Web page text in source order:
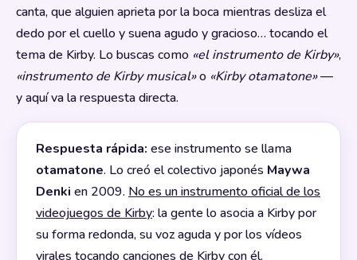
canta, que alguien aprieta por la boca mientras desliza el
dedo por el cuello y suena agudo y gracioso… tocando el
tema de Kirby. Lo buscas como «el instrumento de Kirby»,
«instrumento de Kirby musical»o «Kirby otamatone»—
y aquí va la respuesta directa.
Respuesta rápida: ese instrumento se llama
otamatone. Lo creó el colectivo japonés Maywa
Denki en 2009. No es un instrumento oficial de los
videojuegos de Kirby: la gente lo asocia a Kirby por
su forma redonda, su voz aguda y por los vídeos
virales tocando canciones de Kirby con él.